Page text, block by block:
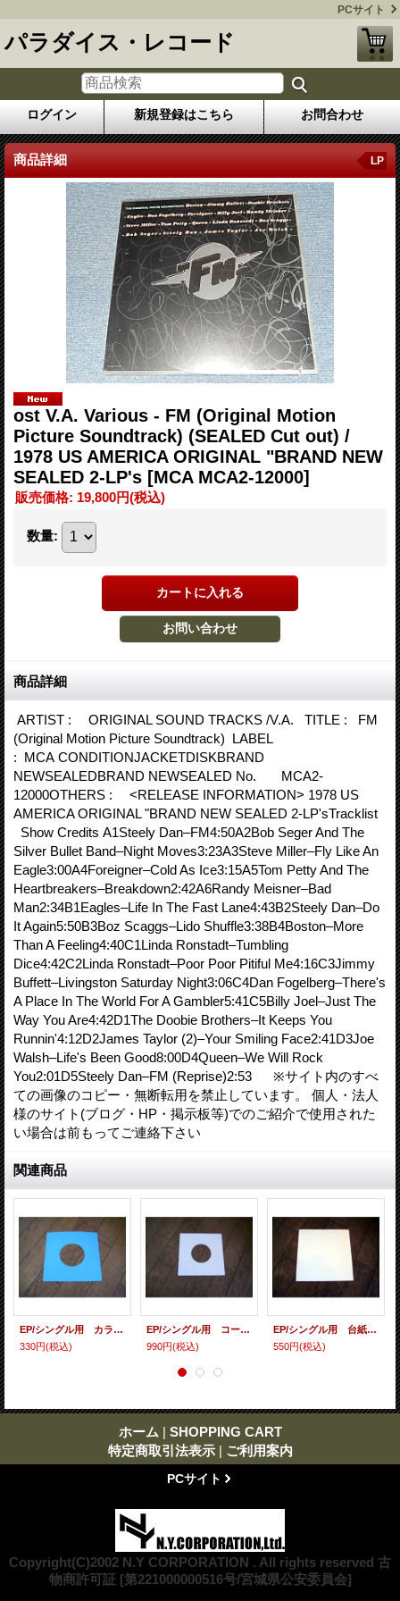
PCサイト
パラダイス・レコード
ログイン 新規登録はこちら お問合わせ
商品詳細 LP
ost V.A. Various - FM (Original Motion
Picture Soundtrack) (SEALED Cut out) /
1978 US AMERICA ORIGINAL "BRAND NEW
SEALED 2-LP's [MCA MCA2-12000]
販売価格: 19,800円(税込)
数量:
商品詳細
ARTIST : ORIGINAL SOUND TRACKS /V.A. TITLE : FM
(Original Motion Picture Soundtrack) LABEL
: MCA CONDITIONJACKETDISKBRAND
NEWSEALEDBRAND NEWSEALED No. MCA2-
12000OTHERS : <RELEASE INFORMATION> 1978 US
AMERICA ORIGINAL "BRAND NEW SEALED 2-LP'sTracklist
Show Credits A1Steely Dan–FM4:50A2Bob Seger And The
Silver Bullet Band–Night Moves3:23A3Steve Miller–Fly Like An
Eagle3:00A4Foreigner–Cold As Ice3:15A5Tom Petty And The
Heartbreakers–Breakdown2:42A6Randy Meisner–Bad
Man2:34B1Eagles–Life In The Fast Lane4:43B2Steely Dan–Do
It Again5:50B3Boz Scaggs–Lido Shuffle3:38B4Boston–More
Than A Feeling4:40C1Linda Ronstadt–Tumbling
Dice4:42C2Linda Ronstadt–Poor Poor Pitiful Me4:16C3Jimmy
Buffett–Livingston Saturday Night3:06C4Dan Fogelberg–There's
A Place In The World For A Gambler5:41C5Billy Joel–Just The
Way You Are4:42D1The Doobie Brothers–It Keeps You
Runnin'4:12D2James Taylor (2)–Your Smiling Face2:41D3Joe
Walsh–Life's Been Good8:00D4Queen–We Will Rock
You2:01D5Steely Dan–FM (Reprise)2:53 ※サイト内のすべ
ての画像のコピー・無断転用を禁止しています。 個人・法人
様のサイト(ブログ・HP・掲示板等)でのご紹介で使用された
い場合は前もってご連絡下さい
関連商品
EP/シングル用 カラースリーヴ（全4色） 5枚セット
330円(税込)
EP/シングル用 コート紙丸穴ジャケ 白 10 copies set / １０枚セット
990円(税込)
EP/シングル用 台紙 10枚セット
550円(税込)
ホーム | SHOPPING CART
特定商取引法表示 | ご利用案内
PCサイト
Copyright(C)2002 N.Y CORPORATION . All rights reserved 古
物商許可証 [第221000000516号/宮城県公安委員会]